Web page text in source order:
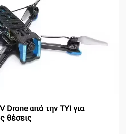
Drone από την TYI για
θέσεις